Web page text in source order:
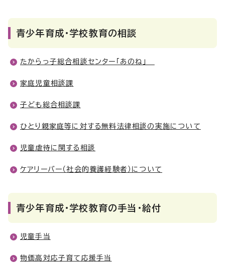
青少年育成・学校教育の相談
たからっ子総合相談センター「あのね」
家庭児童相談課
子ども総合相談課
ひとり親家庭等に対する無料法律相談の実施について
児童虐待に関する相談
ケアリーバー（社会的養護経験者）について
青少年育成・学校教育の手当・給付
児童手当
物価高対応子育て応援手当